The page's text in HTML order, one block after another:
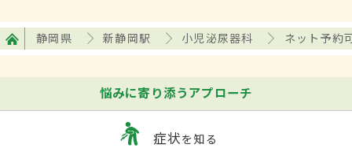
静岡県 新静岡駅 小児泌尿器科 ネット予約
悩みに寄り添うアプローチ
症状を知る